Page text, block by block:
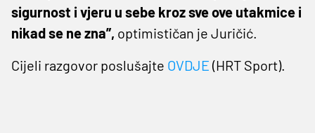
sigurnost i vjeru u sebe kroz sve ove utakmice i
nikad se ne zna”, optimističan je Juričić.
Cijeli razgovor poslušajte OVDJE (HRT Sport).